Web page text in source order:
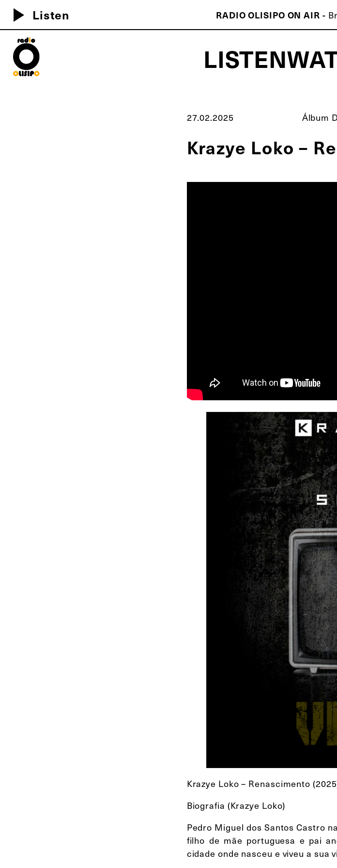
play_arrow Listen RADIO OLISIPO ON AIR -
LISTEN
27.02.2025 Álbum
Krazye Loko –
Krazye Loko – Renascimento
Biografia (Krazye Loko)
Pedro Miguel dos Santos Castro
filho de mãe portuguesa e pai
cidade onde nasceu e viveu a sua